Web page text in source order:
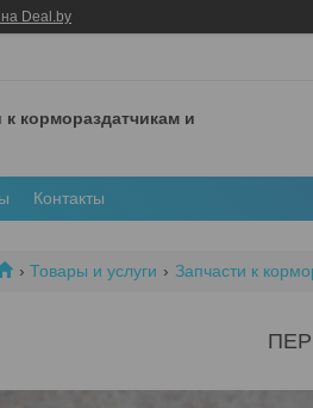
Deal.by
кормораздатчикам и
Контакты
Товары и услуги Запчасти к